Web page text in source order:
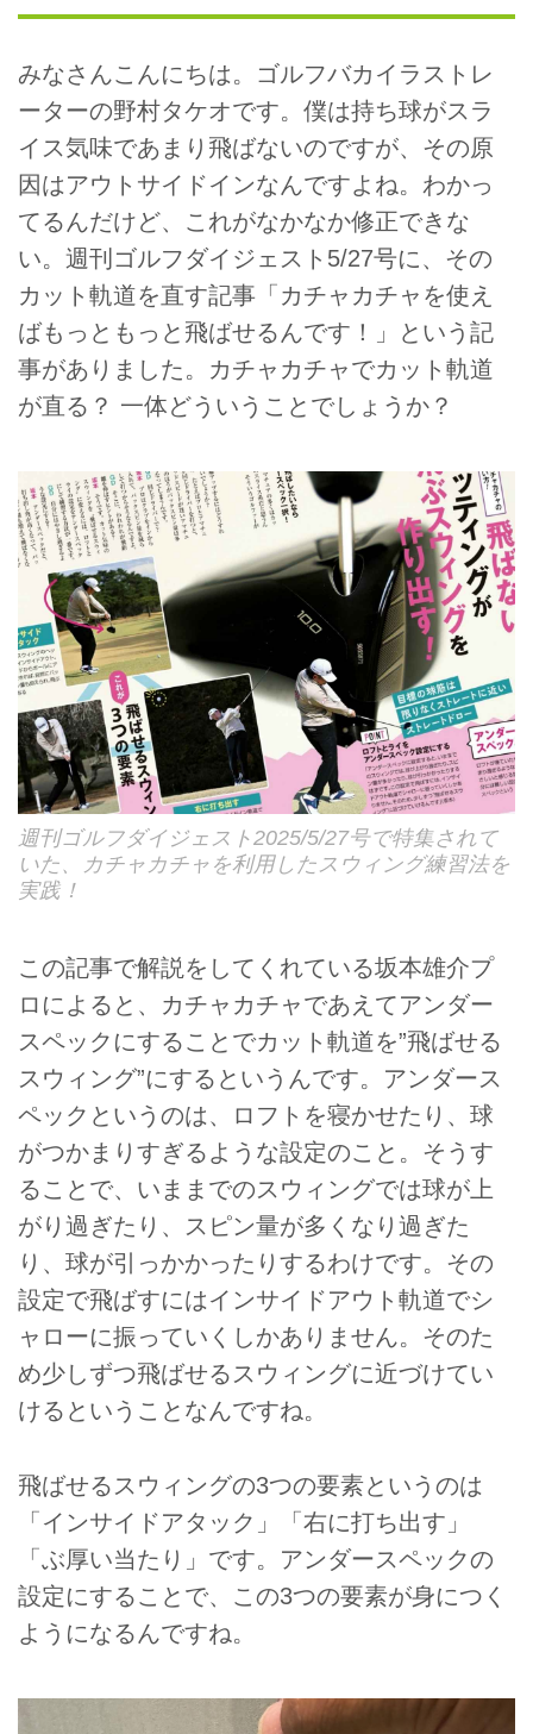
みなさんこんにちは。ゴルフバカイラストレ
ーターの野村タケオです。僕は持ち球がスラ
イス気味であまり飛ばないのですが、その原
因はアウトサイドインなんですよね。わかっ
てるんだけど、これがなかなか修正できな
い。週刊ゴルフダイジェスト5/27号に、その
カット軌道を直す記事「カチャカチャを使え
ばもっともっと飛ばせるんです！」という記
事がありました。カチャカチャでカット軌道
が直る？ 一体どういうことでしょうか？
週刊ゴルフダイジェスト2025/5/27号で特集されて
いた、カチャカチャを利用したスウィング練習法を
実践！
この記事で解説をしてくれている坂本雄介プ
ロによると、カチャカチャであえてアンダー
スペックにすることでカット軌道を”飛ばせる
スウィング”にするというんです。アンダース
ペックというのは、ロフトを寝かせたり、球
がつかまりすぎるような設定のこと。そうす
ることで、いままでのスウィングでは球が上
がり過ぎたり、スピン量が多くなり過ぎた
り、球が引っかかったりするわけです。その
設定で飛ばすにはインサイドアウト軌道でシ
ャローに振っていくしかありません。そのた
め少しずつ飛ばせるスウィングに近づけてい
けるということなんですね。
飛ばせるスウィングの3つの要素というのは
「インサイドアタック」「右に打ち出す」
「ぶ厚い当たり」です。アンダースペックの
設定にすることで、この3つの要素が身につく
ようになるんですね。